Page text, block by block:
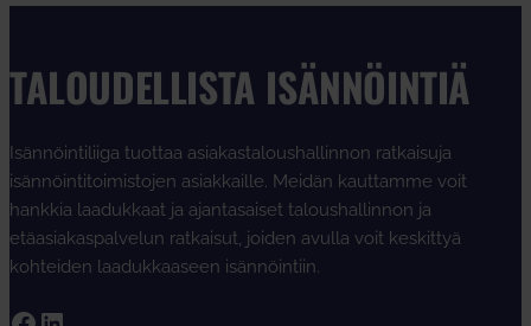
TALOUDELLISTA ISÄNNÖINTIÄ
Isännöintiliiga tuottaa asiakastaloushallinnon ratkaisuja
isännöintitoimistojen asiakkaille. Meidän kauttamme voit
hankkia laadukkaat ja ajantasaiset taloushallinnon ja
etäasiakaspalvelun ratkaisut, joiden avulla voit keskittyä
kohteiden laadukkaaseen isännöintiin.